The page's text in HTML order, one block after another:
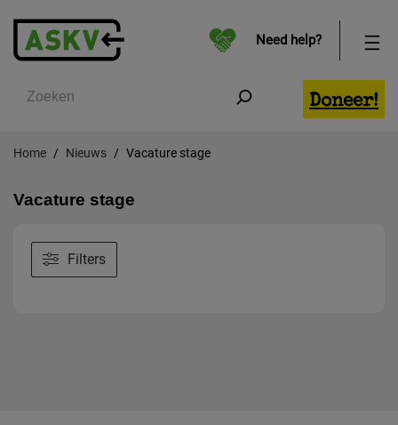
Zoeken
Doneer!
Need help?
Home Nieuws Vacature stage
Vacature stage
Filters